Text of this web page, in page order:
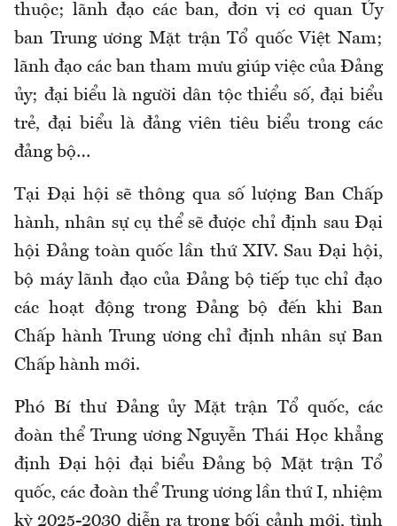
thuộc; lãnh đạo các ban, đơn vị cơ quan Ủy
ban Trung ương Mặt trận Tổ quốc Việt Nam;
lãnh đạo các ban tham mưu giúp việc của Đảng
ủy; đại biểu là người dân tộc thiểu số, đại biểu
trẻ, đại biểu là đảng viên tiêu biểu trong các
đảng bộ…
Tại Đại hội sẽ thông qua số lượng Ban Chấp
hành, nhân sự cụ thể sẽ được chỉ định sau Đại
hội Đảng toàn quốc lần thứ XIV. Sau Đại hội,
bộ máy lãnh đạo của Đảng bộ tiếp tục chỉ đạo
các hoạt động trong Đảng bộ đến khi Ban
Chấp hành Trung ương chỉ định nhân sự Ban
Chấp hành mới.
Phó Bí thư Đảng ủy Mặt trận Tổ quốc, các
đoàn thể Trung ương Nguyễn Thái Học khẳng
định Đại hội đại biểu Đảng bộ Mặt trận Tổ
quốc, các đoàn thể Trung ương lần thứ I, nhiệm
kỳ 2025-2030 diễn ra trong bối cảnh mới, tình